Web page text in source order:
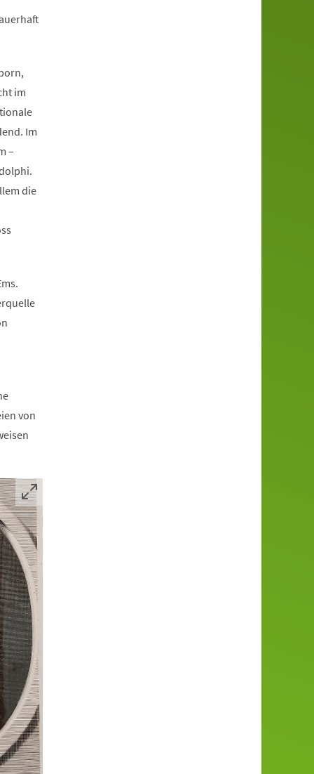
im
Im
–
die
von